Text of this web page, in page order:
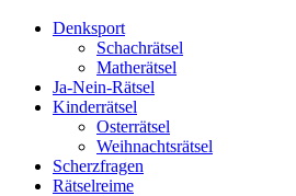
Denksport
Schachrätsel
Matherätsel
Ja-Nein-Rätsel
Kinderrätsel
Osterrätsel
Weihnachtsrätsel
Scherzfragen
Rätselreime